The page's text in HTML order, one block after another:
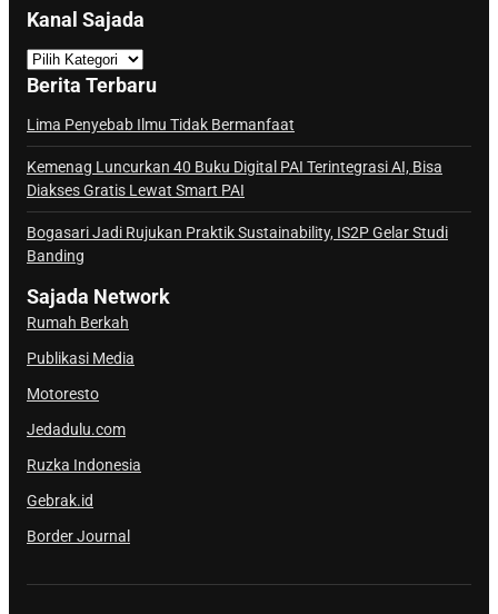
Kanal Sajada
a
n
a
l
S
j
a
Berita Terbaru
Lima Penyebab Ilmu Tidak Bermanfaat
Kemenag Luncurkan 40 Buku Digital PAI Terintegrasi AI, Bisa
Diakses Gratis Lewat Smart PAI
Bogasari Jadi Rujukan Praktik Sustainability, IS2P Gelar Studi
Banding
Sajada Network
Rumah Berkah
Publikasi Media
Motoresto
Jedadulu.com
Ruzka Indonesia
Gebrak.id
Border Journal